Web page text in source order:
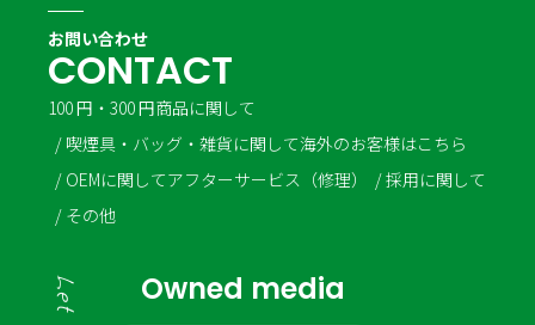
お問い合わせ
CONTACT
100 円・300 円商品に関して
喫煙具・バッグ・雑貨に関して海外のお客様はこちら
OEMに関してアフターサービス（修理）
採用に関して
その他
Owned media